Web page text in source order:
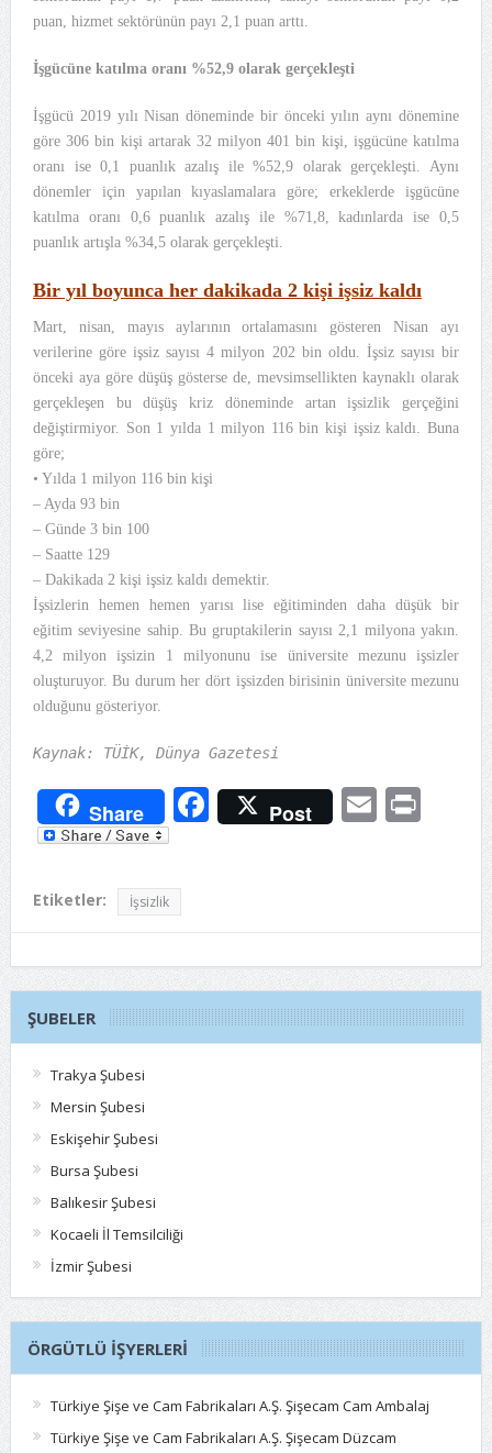
puan, hizmet sektörünün payı 2,1 puan arttı.
İşgücüne katılma oranı %52,9 olarak gerçekleşti
İşgücü 2019 yılı Nisan döneminde bir önceki yılın aynı dönemine
göre 306 bin kişi artarak 32 milyon 401 bin kişi, işgücüne katılma
oranı ise 0,1 puanlık azalış ile %52,9 olarak gerçekleşti. Aynı
dönemler için yapılan kıyaslamalara göre; erkeklerde işgücüne
katılma oranı 0,6 puanlık azalış ile %71,8, kadınlarda ise 0,5
puanlık artışla %34,5 olarak gerçekleşti.
Bir yıl boyunca her dakikada 2 kişi işsiz kaldı
Mart, nisan, mayıs aylarının ortalamasını gösteren Nisan ayı
verilerine göre işsiz sayısı 4 milyon 202 bin oldu. İşsiz sayısı bir
önceki aya göre düşüş gösterse de, mevsimsellikten kaynaklı olarak
gerçekleşen bu düşüş kriz döneminde artan işsizlik gerçeğini
değiştirmiyor. Son 1 yılda 1 milyon 116 bin kişi işsiz kaldı. Buna
göre;
• Yılda 1 milyon 116 bin kişi
– Ayda 93 bin
– Günde 3 bin 100
– Saatte 129
– Dakikada 2 kişi işsiz kaldı demektir.
İşsizlerin hemen hemen yarısı lise eğitiminden daha düşük bir
eğitim seviyesine sahip. Bu gruptakilerin sayısı 2,1 milyona yakın.
4,2 milyon işsizin 1 milyonunu ise üniversite mezunu işsizler
oluşturuyor. Bu durum her dört işsizden birisinin üniversite mezunu
olduğunu gösteriyor.
Kaynak: TÜİK, Dünya Gazetesi
Share Facebook
Post Email
Etiketler: İşsizlik
ŞUBELER
Trakya Şubesi
Mersin Şubesi
Eskişehir Şubesi
Bursa Şubesi
Balıkesir Şubesi
Kocaeli İl Temsilciliği
İzmir Şubesi
ÖRGÜTLÜ İŞYERLERI
Türkiye Şişe ve Cam Fabrikaları A.Ş. Şişecam Cam Ambalaj
Türkiye Şişe ve Cam Fabrikaları A.Ş. Şişecam Düzcam